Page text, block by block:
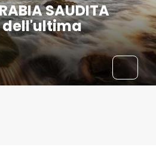
SAUDITA
dell'ultima